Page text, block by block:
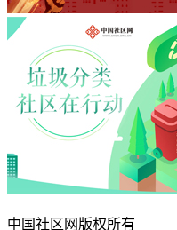
中国社区网版权所有